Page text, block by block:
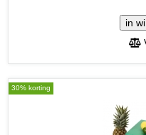
30% korting